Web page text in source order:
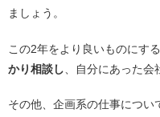
ましょう。
この2年をより良いものにする
かり相談し 、自分にあった会
その他、企画系の仕事につい